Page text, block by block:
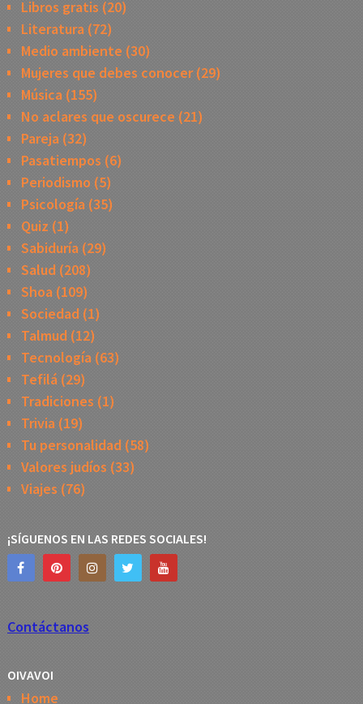
Libros gratis (20)
Literatura(72)
Medio ambiente (30)
Mujeres que debes conocer(29)
Música(155)
No aclares que oscurece (21)
Pareja(32)
Pasatiempos (6)
Periodismo (5)
Psicología(35)
Quiz (1)
Sabiduría(29)
Salud (208)
Shoa(109)
Sociedad(1)
Talmud (12)
Tecnología(63)
Tefilá(29)
Tradiciones (1)
Trivia(19)
Tu personalidad(58)
Valores judíos (33)
Viajes (76)
¡SÍGUENOS EN LAS REDES SOCIALES!
Contáctanos
OIVAVOI
Home